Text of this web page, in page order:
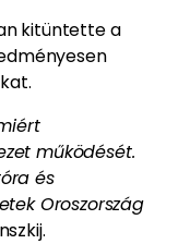
kitüntette a
működését.
és
Oroszország